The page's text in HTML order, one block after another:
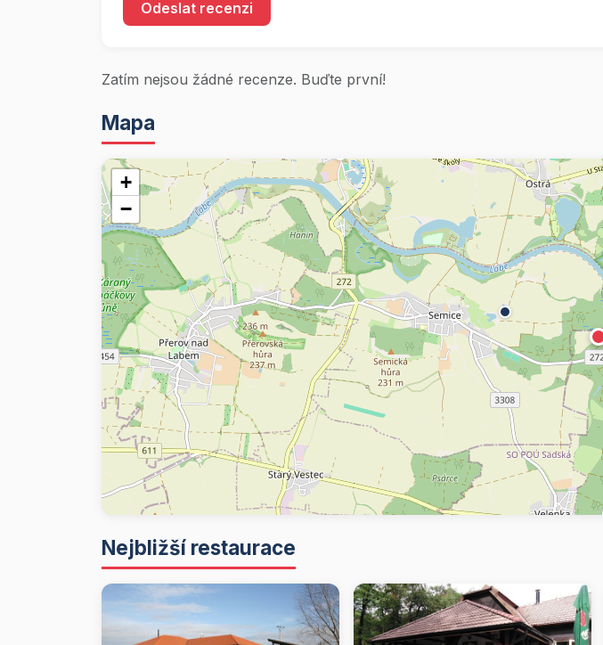
Odeslat recenzi
Zatím nejsou žádné recenze. Buďte první!
Mapa
+
−
Nejbližší restaurace